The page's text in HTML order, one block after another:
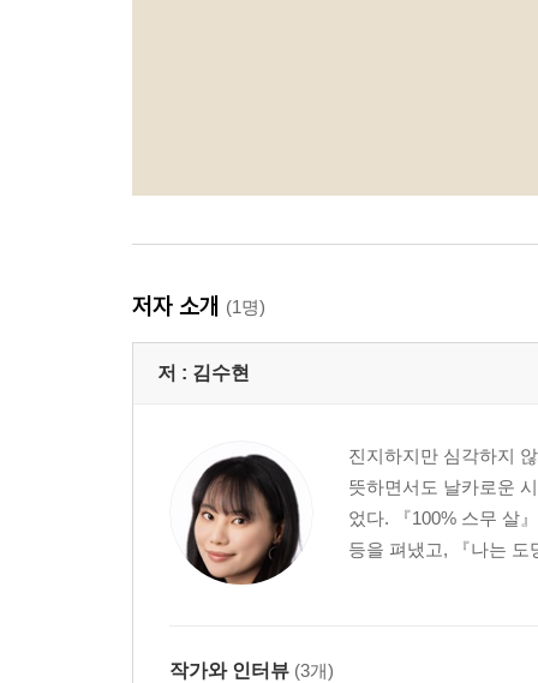
저자 소개 (1명)
저 : 김수현
진지하지만 심각하지
뜻하면서도 날카로운
었다. 『100% 스무 살
등을 펴냈고, 『나는 도
작가와 인터뷰 (3개)